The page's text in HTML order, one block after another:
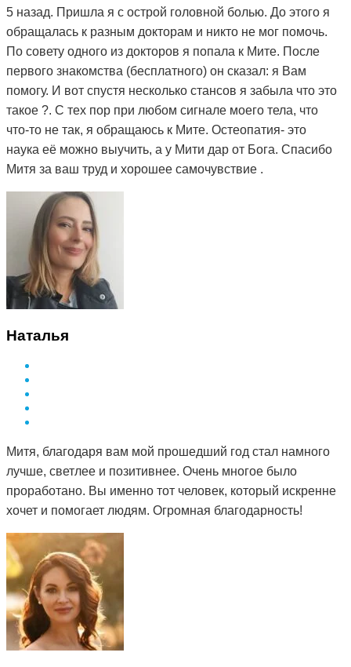
5 назад. Пришла я с острой головной болью. До этого я
обращалась к разным докторам и никто не мог помочь.
По совету одного из докторов я попала к Мите. После
первого знакомства (бесплатного) он сказал: я Вам
помогу. И вот спустя несколько стансов я забыла что это
такое ?. С тех пор при любом сигнале моего тела, что
что-то не так, я обращаюсь к Мите. Остеопатия- это
наука её можно выучить, а у Мити дар от Бога. Спасибо
Митя за ваш труд и хорошее самочувствие .
Наталья
Митя, благодаря вам мой прошедший год стал намного
лучше, светлее и позитивнее. Очень многое было
проработано. Вы именно тот человек, который искренне
хочет и помогает людям. Огромная благодарность!